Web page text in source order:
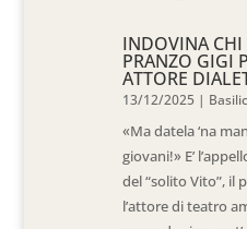
INDOVINA CHI
PRANZO GIGI
ATTORE
13/12/2025 |
«Ma datela ‘na
giovani!» E’
del “solito Vito”, il
l’attore di teatro